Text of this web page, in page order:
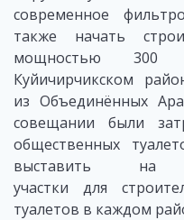
современное
также начать
мощностью 300
Куйичирчикском
из Объединённых
совещании были
общественных
выставить на
участки для
туалетов в каждом